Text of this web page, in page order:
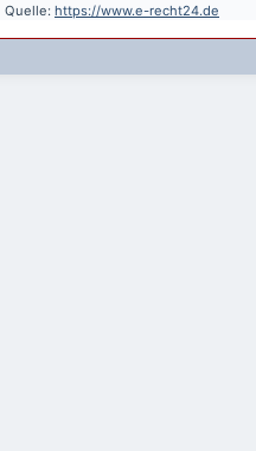
Quelle: https://www.e-recht24.de